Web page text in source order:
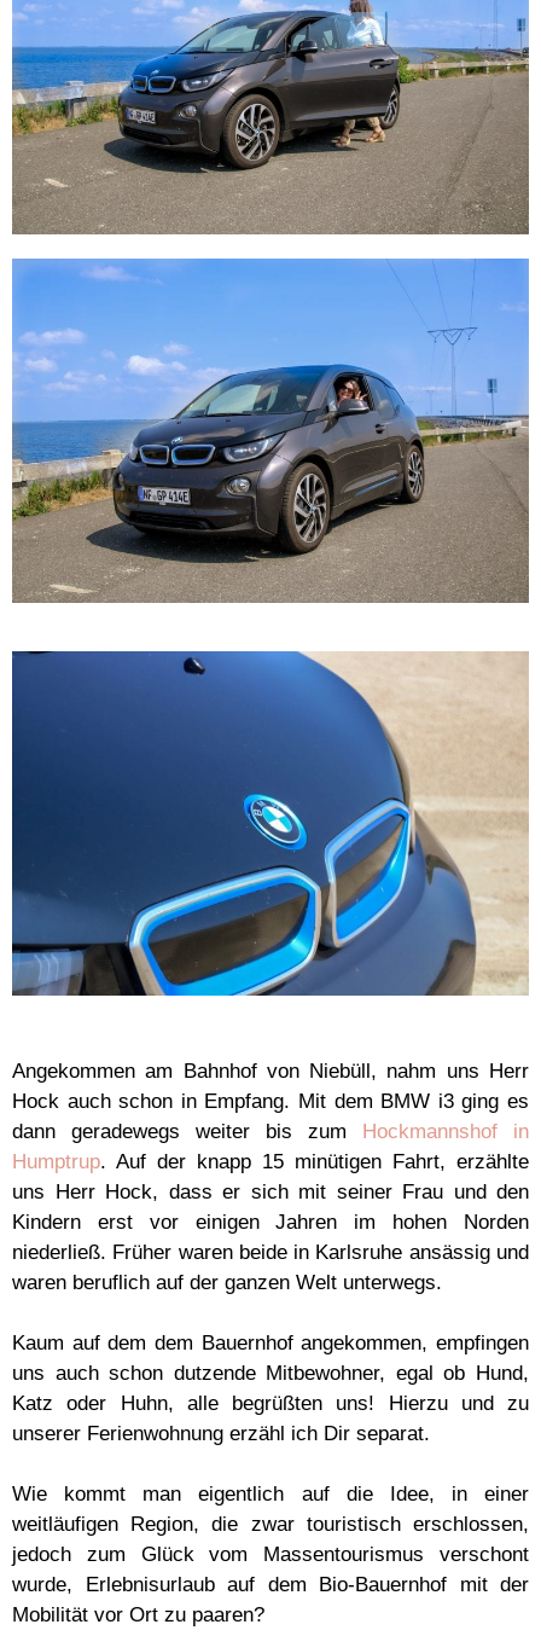
Angekommen am Bahnhof von Niebüll, nahm uns Herr
Hock auch schon in Empfang. Mit dem BMW i3 ging es
dann geradewegs weiter bis zum
Hockmannshof in
Humptrup. Auf der knapp 15 minütigen Fahrt, erzählte
uns Herr Hock, dass er sich mit seiner Frau und den
Kindern erst vor einigen Jahren im hohen Norden
niederließ. Früher waren beide in Karlsruhe ansässig und
waren beruflich auf der ganzen Welt unterwegs.
Kaum auf dem dem Bauernhof angekommen, empfingen
uns auch schon dutzende Mitbewohner, egal ob Hund,
Katz oder Huhn, alle begrüßten uns! Hierzu und zu
unserer Ferienwohnung erzähl ich Dir separat.
Wie kommt man eigentlich auf die Idee, in einer
weitläufigen Region, die zwar touristisch erschlossen,
jedoch zum Glück vom Massentourismus verschont
wurde, Erlebnisurlaub auf dem Bio-Bauernhof mit der
Mobilität vor Ort zu paaren?